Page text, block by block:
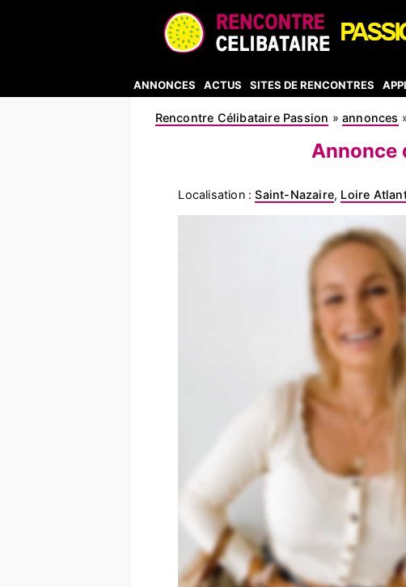
ANNONCES ACTUS SITES DE RENCONTRES
Rencontre Célibataire Passion »annonces
Annonce
Localisation :Saint-Nazaire, Loire